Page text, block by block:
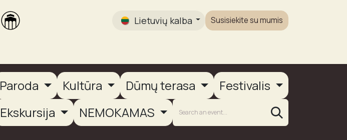
Lietuvių kalba Susisiekite su mumis
Paroda Kultūra Dūmų terasa
Festivalis
Ekskursija NEMOKAMAS